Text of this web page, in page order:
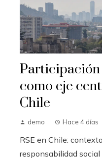
como eje
Chile
demo Hace 4 días
RSE en Chile:
responsabilidad social